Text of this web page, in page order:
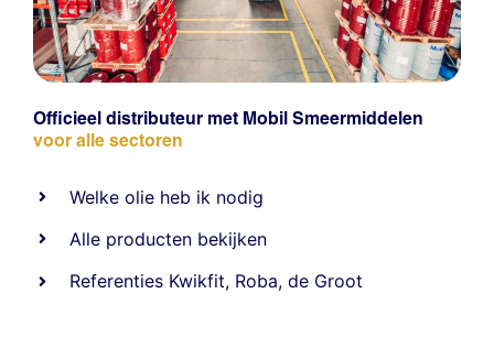
Officieel distributeur met Mobil Smeermiddelen
voor alle sectoren
Welke olie heb ik nodig
Alle producten bekijken
Referenties Kwikfit, Roba,de Groot